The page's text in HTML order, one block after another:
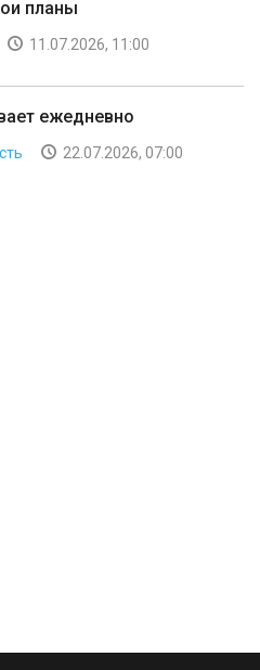
планы
11.07.2026, 11:00
ежедневно
22.07.2026, 07:00